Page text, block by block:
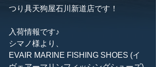
つり具天狗屋石川新道店です！
入荷情報です♪
シマノ様より、
EVAIR MARINE FISHING SHOES (イ